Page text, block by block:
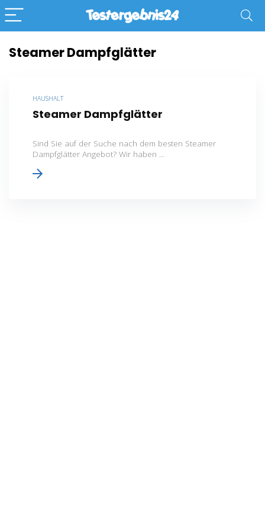
Steamer Dampfglätter
HAUSHALT
Steamer Dampfglätter
Sind Sie auf der Suche nach dem besten Steamer
Dampfglätter Angebot? Wir haben ...